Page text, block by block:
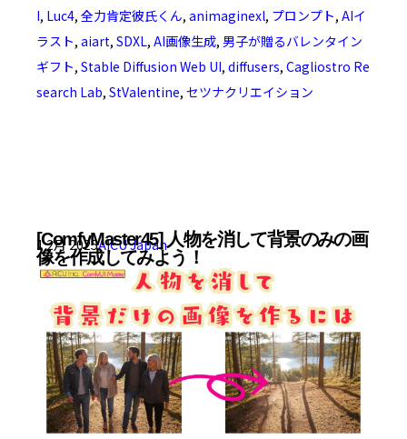
I, Luc4, 全力肯定彼氏くん, animaginexl, プロンプト, AIイ
ラスト, aiart, SDXL, AI画像生成, 男子が贈るバレンタイン
ギフト, Stable Diffusion Web UI, diffusers, Cagliostro Re
search Lab, StValentine, セツナクリエイション
[ComfyMaster45] 人物を消して背景のみの画
像を作成してみよう！
1 2月 2025AICU Japan